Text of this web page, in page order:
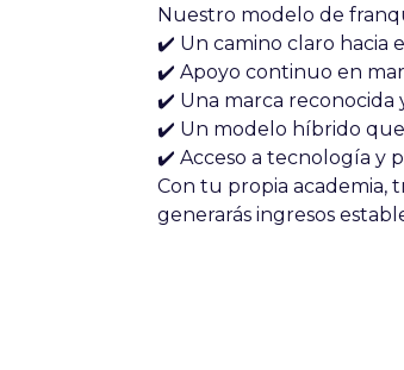
Nuestro modelo de
✔️ Un camino claro hacia
✔️ Apoyo continuo en
✔️ Una marca reconocida
✔️ Un modelo híbrido que
✔️ Acceso a tecnología y
Con tu propia academia,
generarás ingresos